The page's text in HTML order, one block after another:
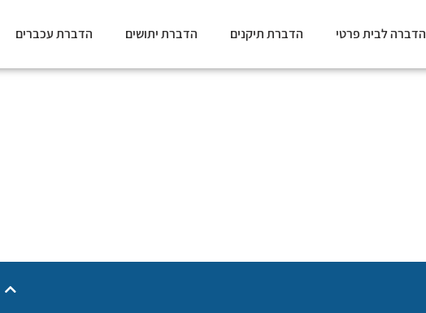
הדברה לבית פרטי הדברת תיקנים הדברת יתושים הדברת עכברים